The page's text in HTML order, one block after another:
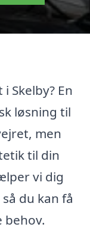
Skelby? En
løsning til
men
til din
vi dig
du kan få
behov.